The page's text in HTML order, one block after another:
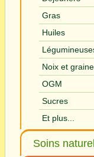
Gras
Huiles
Noix et
OGM
Sucres
Et plus...
Soins